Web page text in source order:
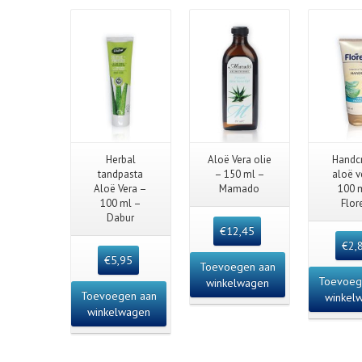
Quick View
Herbal
tandpasta
Aloë Vera –
100 ml –
Dabur
€5,95
Toevoegen aan
winkelwagen
Quick View
Aloë Vera olie
– 150 ml –
Mamado
€12,45
Toevoegen aan
winkelwagen
Quick
aloë
100
€